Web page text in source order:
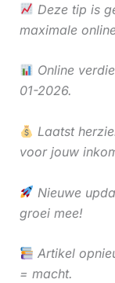
Deze tip is
maximale
Online
01-2026.
Laatst
voor jouw
Nieuwe
groei mee!
Artikel
= macht.